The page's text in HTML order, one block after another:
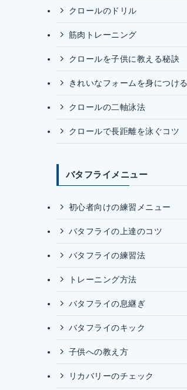
クロールのドリル
筋肉トレーニング
クロールを子供に教える秘訣
きれいなフォームを身につける
クロールの二軸泳法
クロールで長距離を泳ぐコツ
バタフライメニュー
初心者向けの練習メニュー
バタフライの上達のコツ
バタフライの練習法
トレーニング方法
バタフライの息継ぎ
バタフライのキック
子供への教え方
リカバリーのチェック